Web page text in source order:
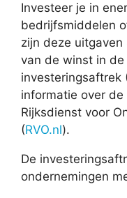
Investeer je in
bedrijfsmiddelen
zijn deze
van de winst in
investeringsaftrek
informatie over de
Rijksdienst voor
(RVO.nl).
De
ondernemingen